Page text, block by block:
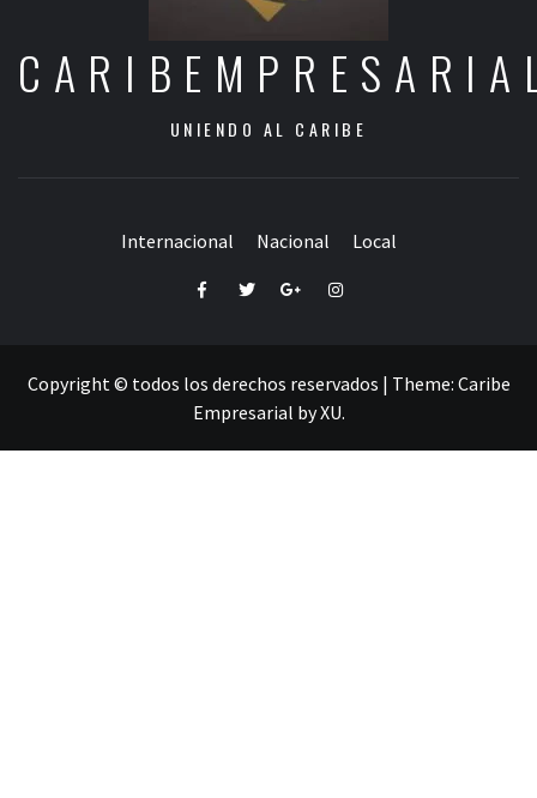
UNIENDO AL CARIBE
Internacional Nacional Local
FacebookTwitterGoogle+Instagram
Copyright © todos los derechos reservados | Theme: Caribe
Empresarial byXU.